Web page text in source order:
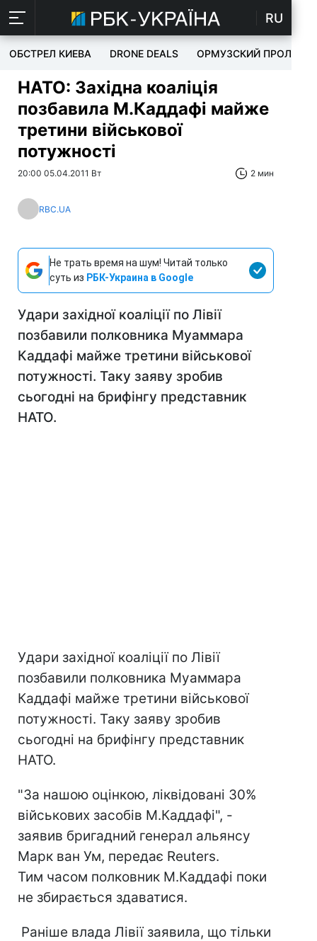
RU
ОБСТРЕЛ КИЕВА DRONE DEALS ОРМУЗСКИЙ ПРОЛИВ
НАТО: Західна коаліція
позбавила М.Каддафі майже
третини військової
потужності
20:00 05.04.2011 Вт 2 мин
RBC.UA
Не трать время на шум! Читай только
суть из РБК-Украина в Google
Удари західної коаліції по Лівії
позбавили полковника Муаммара
Каддафі майже третини військової
потужності. Таку заяву зробив
сьогодні на брифінгу представник
НАТО.
Удари західної коаліції по Лівії
позбавили полковника Муаммара
Каддафі майже третини військової
потужності. Таку заяву зробив
сьогодні на брифінгу представник
НАТО.
"За нашою оцінкою, ліквідовані 30%
військових засобів М.Каддафі", -
заявив бригадний генерал альянсу
Марк ван Ум, передає Reuters.
Тим часом полковник М.Каддафі поки
не збирається здаватися.
Раніше влада Лівії заявила, що тільки